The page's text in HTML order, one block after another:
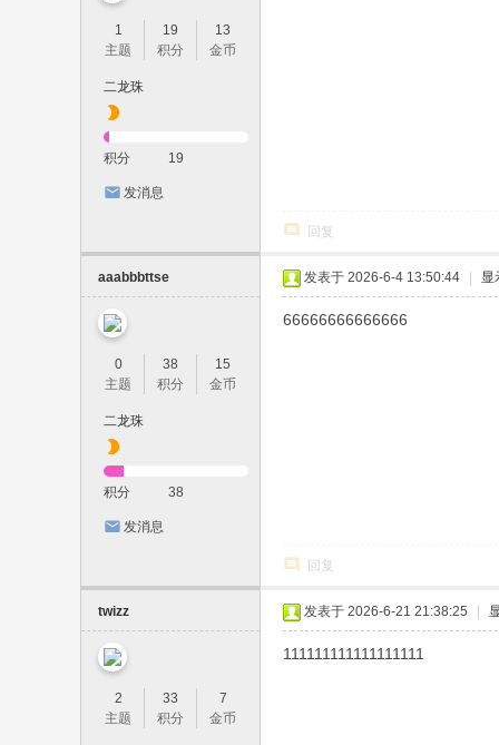
1
主题
19
积分
13
金币
二龙珠
积分 19
发消息
回复
aaabbbttse
0
主题
38
积分
15
金币
二龙珠
积分 38
发消息
发表于 2026-6-4 13:50:44 显
66666666666666
回复
twizz
2
主题
33
积分
7
金币
发表于 2026-6-21 21:38:25
111111111111111111